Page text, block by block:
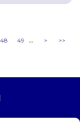
48 49 ... > >>